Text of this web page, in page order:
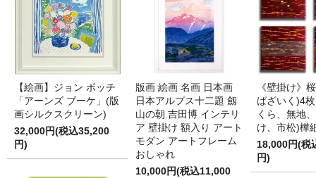
【絵画】ジョン ボッチ
「アーンズ ブーケ」(版
画シルクスクリーン)
32,000円(税込35,200
円)
版画 絵画 名画 日本画
日本アルプス十二題 劔
山の朝 吉田博 インテリ
ア 壁掛け 額入り アート
モダン アートフレーム
おしゃれ
10,000円(税込11,000
《壁掛け》
ばざいく)4
くら、無地
け、市松)樺
18,000円(税
円)